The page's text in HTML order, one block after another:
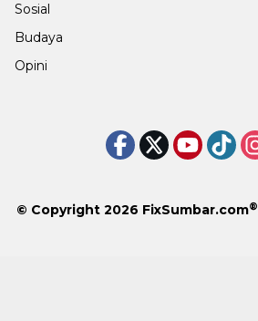
Sosial
Budaya
Opini
© Copyright 2026 FixSumbar.com®